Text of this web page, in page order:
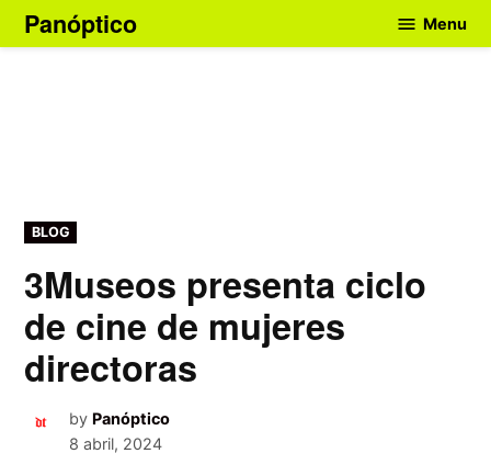
Skip
to
Panóptico Menu
POSTED
IN
BLOG
3Museos presenta ciclo
de cine de mujeres
directoras
by Panóptico
8 abril, 2024